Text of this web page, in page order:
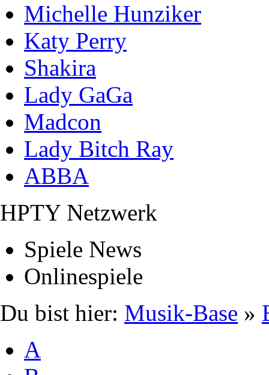
Michelle Hunziker
Katy Perry
Shakira
Lady GaGa
Madcon
Lady Bitch Ray
ABBA
HPTY Netzwerk
Spiele News
Onlinespiele
Du bist hier: Musik-Base »
A